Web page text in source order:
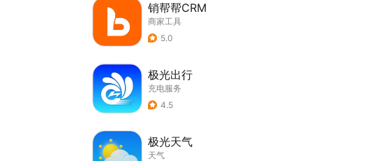
销帮帮CRM
商家工具
5.0
极光出行
充电服务
4.5
极光天气
天气